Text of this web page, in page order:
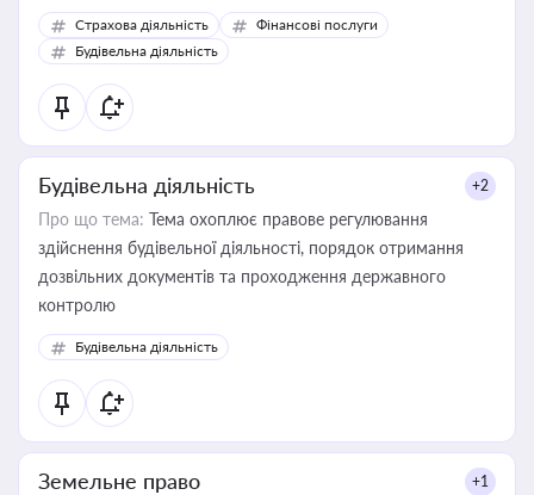
корисне для власника бізнесу, керівника, юриста або
бухгалтера під час оподаткування, приватизації, оренди
державного майна, корпоративних угод і перевірки
статусу суб'єктів оціночної діяльності
Страхова діяльність
Фінансові послуги
Будівельна діяльність
Будівельна діяльність +2
Про що тема: Тема охоплює правове регулювання
здійснення будівельної діяльності, порядок отримання
дозвільних документів та проходження державного
контролю
Будівельна діяльність
Земельне право +1